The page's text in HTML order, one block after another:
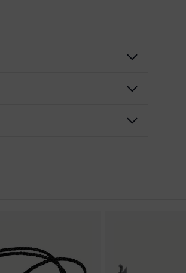
bestendig tegen